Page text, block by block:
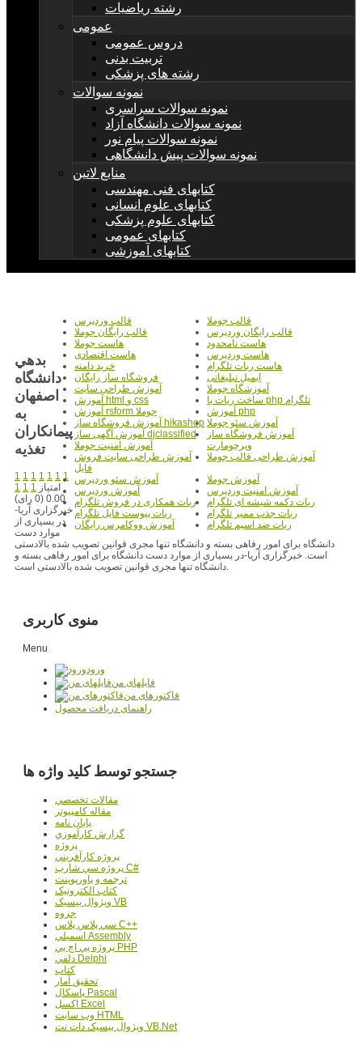
رشته ریاضیات
عمومی
دروس عمومی
تربیت بدنی
رشته های پزشکی
نمونه سوالات
نمونه سوالات سراسری
نمونه سوالات دانشگاه آزاد
نمونه سوالات پیام نور
نمونه سوالات پیش دانشگاهی
منابع لاتین
کتابهای فنی مهندسی
کتابهای علوم انسانی
کتابهای علوم پزشکی
کتابهای عمومی
کتابهای آموزشی
قالب جوملا
قالب وردپرس
قالب رایگان وردپرس
قالب رایگان جوملا
هاست نامحدود
هاست جوملا
هاست وردپرس
هاست اقتصادی
هاست ربات تلگرام
خرید دامنه
ایمیل تبلیغاتی
فروشگاه ساز رایگان
آموزشگاه جوملا
آموزش طراحی سایت
ساخت ربات با php تلگرام
آموزش html و css
آموزش php
آموزش rsform جوملا
آموزش سئو جوملا آموزش فروشگاه ساز hikashop
آموزش فروشگاه ساز
ویرچومارت
آموزش آگهی ساز djclassified
آموزش امنیت جوملا
آموزش طراحی قالب جوملا
آموزش طراحی سایت فروش
فایل
آموزش جوملا
آموزش سئو وردپرس
آموزش امنیت وردپرس
آموزش وردپرس
ربات دکمه شیشه ای تلگرام
ربات همکاری در فروش تلگرام
ربات جذب ممبر تلگرام
ربات پیوست فایل تلگرام
ربات ضد اسپم تلگرام
آموزش ووکامرس رایگان
بدهي
دانشگاه
اصفهان
به
پيمانکاران
تغذيه
1 1 1 1 1 1 1
1 1 1 امتیاز
0.00 (0 رای)
خبرگزاری آریا-
در بسیاری از
موارد دست
دانشگاه برای امور رفاهی بسته و دانشگاه تنها مجری قوانین تصویب شده بالادستی
است. خبرگزاری آریا-در بسیاری از موارد دست دانشگاه برای امور رفاهی بسته و
دانشگاه تنها مجری قوانین تصویب شده بالادستی است.
منوی کاربری
Menu
ورود
فایلهای من
فاکتورهای من
راهنمای دریافت محصول
جستجو توسط کلید واژه ها
مقالات تخصصي
مقاله کامپیوتر
پایان نامه
گزارش کارآموزي
پروژه
پروژه کارآفريني
پروژه سي شارپ C#
ترجمه و پاورپوينت
کتاب الکترونيک
ويژوال بيسيک VB
جزوه
سي پلاس پلاس C++
اسمبلي Assembly
پروژه پي اچ پي PHP
دلفي Delphi
کتاب
تحقيق آمار
پاسکال Pascal
اکسل Excel
وب سايت HTML
ويژوال بيسيک دات نت VB.Net